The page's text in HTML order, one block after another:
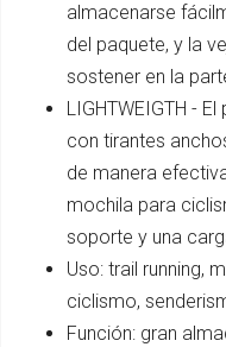
almacenarse
del paquete, y la
sostener en la
LIGHTWEIGTH -
con tirantes
de manera
mochila para
soporte y una
Uso: trail running,
ciclismo,
Función: gran